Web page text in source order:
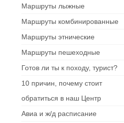
Маршруты лыжные
Маршруты комбинированные
Маршруты этнические
Маршруты пешеходные
Готов ли ты к походу, турист?
10 причин, почему стоит
обратиться в наш Центр
Авиа и ж/д расписание